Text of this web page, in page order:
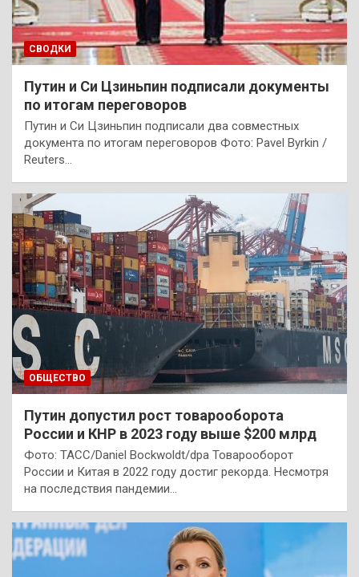
СВОДКИ
Путин и Си Цзиньпин подписали документы
по итогам переговоров
Путин и Си Цзиньпин подписали два совместных
документа по итогам переговоров Фото: Pavel Byrkin /
Reuters…
ОБЩЕСТВО
Путин допустил рост товарооборота
России и КНР в 2023 году выше $200 млрд
Фото: ТАСС/Daniel Bockwoldt/dpa Товарооборот
России и Китая в 2022 году достиг рекорда. Несмотря
на последствия пандемии…